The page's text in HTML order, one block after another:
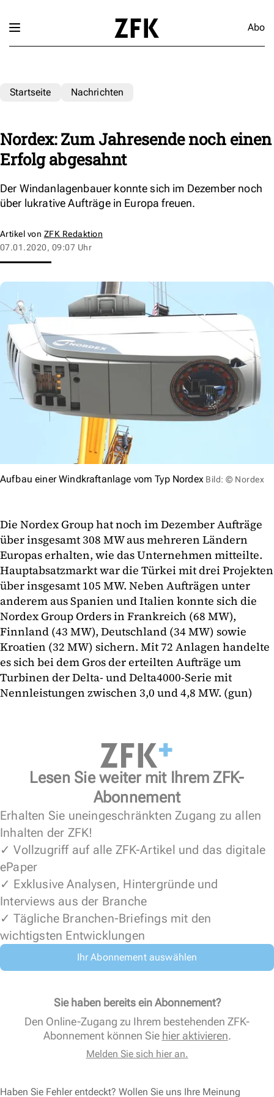
Abo
Startseite Nachrichten
Nordex: Zum Jahresende noch einen
Erfolg abgesahnt
Der Windanlagenbauer konnte sich im Dezember noch
über lukrative Aufträge in Europa freuen.
Artikel von ZFK Redaktion
07.01.2020, 09:07 Uhr
Aufbau einer Windkraftanlage vom Typ Nordex Bild: © Nordex
Die Nordex Group hat noch im Dezember Aufträge
über insgesamt 308 MW aus mehreren Ländern
Europas erhalten, wie das Unternehmen mitteilte.
Hauptabsatzmarkt war die Türkei mit drei Projekten
über insgesamt 105 MW. Neben Aufträgen unter
anderem aus Spanien und Italien konnte sich die
Nordex Group Orders in Frankreich (68 MW),
Finnland (43 MW), Deutschland (34 MW) sowie
Kroatien (32 MW) sichern. Mit 72 Anlagen handelte
es sich bei dem Gros der erteilten Aufträge um
Turbinen der Delta- und Delta4000-Serie mit
Nennleistungen zwischen 3,0 und 4,8 MW. (gun)
Lesen Sie weiter mit Ihrem ZFK-
Abonnement
Erhalten Sie uneingeschränkten Zugang zu allen
Inhalten der ZFK!
✓ Vollzugriff auf alle ZFK-Artikel und das digitale
ePaper
✓ Exklusive Analysen, Hintergründe und
Interviews aus der Branche
✓ Tägliche Branchen-Briefings mit den
wichtigsten Entwicklungen
Ihr Abonnement auswählen
Sie haben bereits ein Abonnement?
Den Online-Zugang zu Ihrem bestehenden ZFK-
Abonnement können Sie hier aktivieren.
Melden Sie sich hier an.
Haben Sie Fehler entdeckt? Wollen Sie uns Ihre Meinung